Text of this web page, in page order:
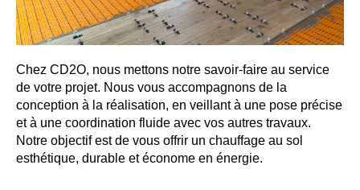
Chez CD2O, nous mettons notre savoir-faire au service
de votre projet. Nous vous accompagnons de la
conception à la réalisation, en veillant à une pose précise
et à une coordination fluide avec vos autres travaux.
Notre objectif est de vous offrir un chauffage au sol
esthétique, durable et économe en énergie.